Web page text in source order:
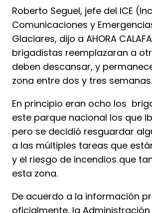
Roberto Seguel, jefe del ICE
Comunicaciones y
Glaciares, dijo a AHORA
brigadistas reemplazaran a
deben descansar, y
zona entre dos y tres semanas.
En principio eran ocho los
este parque nacional los que
pero se decidió resguardar
a las múltiples tareas que
y el riesgo de incendios que
esta zona.
De acuerdo a la información
oficialmente, la Administración